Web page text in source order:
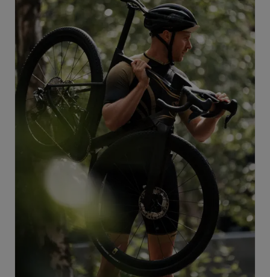
armoniosamente con el nombre "Invenio", un
testamento a la pura alegría de la exploración, el arte
del descubrimiento y la magia de un viaje con amigos.